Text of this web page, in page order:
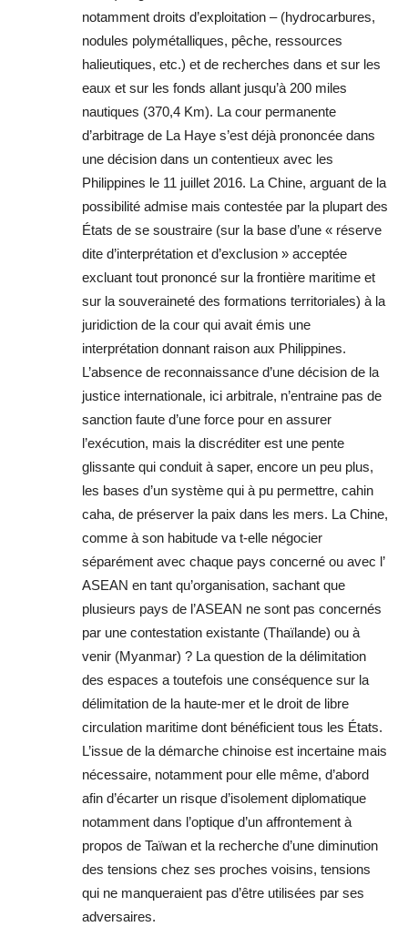
notamment droits d’exploitation – (hydrocarbures,
nodules polymétalliques, pêche, ressources
halieutiques, etc.) et de recherches dans et sur les
eaux et sur les fonds allant jusqu’à 200 miles
nautiques (370,4 Km). La cour permanente
d’arbitrage de La Haye s’est déjà prononcée dans
une décision dans un contentieux avec les
Philippines le 11 juillet 2016. La Chine, arguant de la
possibilité admise mais contestée par la plupart des
États de se soustraire (sur la base d’une « réserve
dite d’interprétation et d’exclusion » acceptée
excluant tout prononcé sur la frontière maritime et
sur la souveraineté des formations territoriales) à la
juridiction de la cour qui avait émis une
interprétation donnant raison aux Philippines.
L’absence de reconnaissance d’une décision de la
justice internationale, ici arbitrale, n’entraine pas de
sanction faute d’une force pour en assurer
l’exécution, mais la discréditer est une pente
glissante qui conduit à saper, encore un peu plus,
les bases d’un système qui à pu permettre, cahin
caha, de préserver la paix dans les mers. La Chine,
comme à son habitude va t-elle négocier
séparément avec chaque pays concerné ou avec l’
ASEAN en tant qu’organisation, sachant que
plusieurs pays de l’ASEAN ne sont pas concernés
par une contestation existante (Thaïlande) ou à
venir (Myanmar) ? La question de la délimitation
des espaces a toutefois une conséquence sur la
délimitation de la haute-mer et le droit de libre
circulation maritime dont bénéficient tous les États.
L’issue de la démarche chinoise est incertaine mais
nécessaire, notamment pour elle même, d’abord
afin d’écarter un risque d’isolement diplomatique
notamment dans l’optique d’un affrontement à
propos de Taïwan et la recherche d’une diminution
des tensions chez ses proches voisins, tensions
qui ne manqueraient pas d’être utilisées par ses
adversaires.